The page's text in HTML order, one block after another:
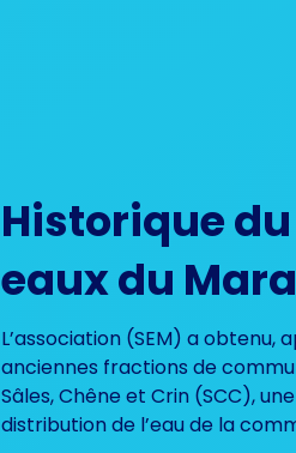
Historique
eaux du
L’association (SEM) a obtenu,
anciennes fractions de
Sâles, Chêne et Crin (SCC),
distribution de l’eau de la